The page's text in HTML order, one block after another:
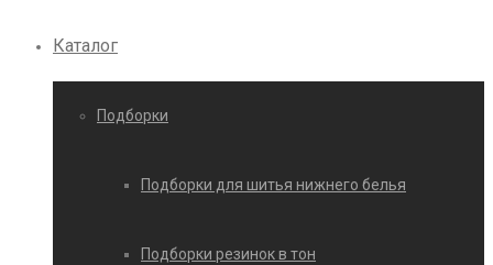
Каталог
Подборки
Подборки для шитья нижнего белья
Подборки резинок в тон